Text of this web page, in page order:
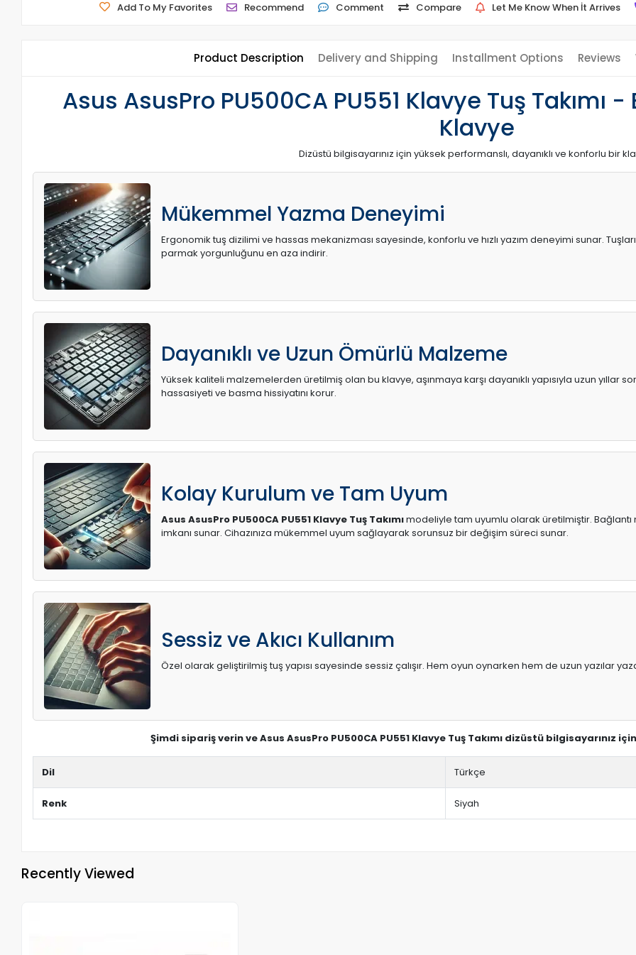
Add To My Favorites Recommend Comment Compare Let Me Know When İt Arrives
Product Description Delivery and Shipping Installment Options Reviews
Asus AsusPro PU500CA PU551 Klavye Tuş Takımı
Klavye
Dizüstü bilgisayarınız için yüksek performanslı, dayanıklı ve konforlu bir
Mükemmel Yazma Deneyimi
Ergonomik tuş dizilimi ve hassas mekanizması sayesinde, konforlu ve hızlı yazım deneyimi sunar.
parmak yorgunluğunu en aza indirir.
Dayanıklı ve Uzun Ömürlü Malzeme
Yüksek kaliteli malzemelerden üretilmiş olan bu klavye, aşınmaya karşı dayanıklı yapısıyla uzun yıllar
hassasiyeti ve basma hissiyatını korur.
Kolay Kurulum ve Tam Uyum
Asus AsusPro PU500CA PU551 Klavye Tuş Takımımodeliyle tam uyumlu olarak üretilmiştir.
imkanı sunar. Cihazınıza mükemmel uyum sağlayarak sorunsuz bir değişim süreci sunar.
Sessiz ve Akıcı Kullanım
Özel olarak geliştirilmiş tuş yapısı sayesinde sessiz çalışır. Hem oyun oynarken hem de uzun yazılar
Şimdi sipariş verin ve Asus AsusPro PU500CA PU551 Klavye Tuş Takımı dizüstü bilgisayarınız
Dil Türkçe
Renk Siyah
Recently Viewed